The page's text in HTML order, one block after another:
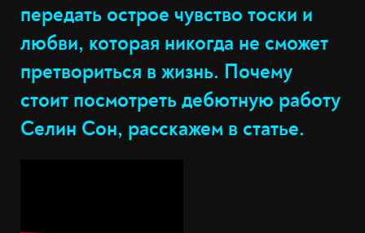
передать острое чувство тоски и
любви, которая никогда не сможет
претвориться в жизнь. Почему
стоит посмотреть дебютную работу
Селин Сон, расскажем в статье.